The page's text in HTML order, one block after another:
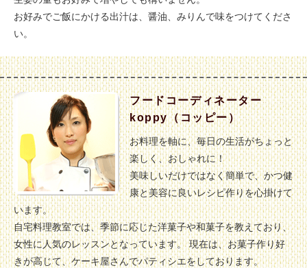
お好みでご飯にかける出汁は、醤油、みりんで味をつけてくださ
い。
フードコーディネーター
koppy（コッピー）
お料理を軸に、毎日の生活がちょっと
楽しく、おしゃれに！
美味しいだけではなく簡単で、かつ健
康と美容に良いレシピ作りを心掛けて
います。
自宅料理教室では、季節に応じた洋菓子や和菓子を教えており、
女性に人気のレッスンとなっています。 現在は、お菓子作り好
きが高じて、ケーキ屋さんでパティシエをしております。